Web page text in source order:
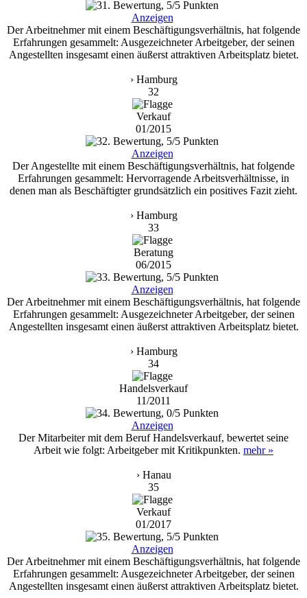
Anzeigen
Der Arbeitnehmer mit einem Beschäftigungsverhältnis, hat folgende
Erfahrungen gesammelt: Ausgezeichneter Arbeitgeber, der seinen
Angestellten insgesamt einen äußerst attraktiven Arbeitsplatz bietet.
› Hamburg
32
Verkauf
01/2015
Anzeigen
Der Angestellte mit einem Beschäftigungsverhältnis, hat folgende
Erfahrungen gesammelt: Hervorragende Arbeitsverhältnisse, in
denen man als Beschäftigter grundsätzlich ein positives Fazit zieht.
› Hamburg
33
Beratung
06/2015
Anzeigen
Der Arbeitnehmer mit einem Beschäftigungsverhältnis, hat folgende
Erfahrungen gesammelt: Ausgezeichneter Arbeitgeber, der seinen
Angestellten insgesamt einen äußerst attraktiven Arbeitsplatz bietet.
› Hamburg
34
Handelsverkauf
11/2011
Anzeigen
Der Mitarbeiter mit dem Beruf Handelsverkauf, bewertet seine
Arbeit wie folgt: Arbeitgeber mit Kritikpunkten. mehr »
› Hanau
35
Verkauf
01/2017
Anzeigen
Der Arbeitnehmer mit einem Beschäftigungsverhältnis, hat folgende
Erfahrungen gesammelt: Ausgezeichneter Arbeitgeber, der seinen
Angestellten insgesamt einen äußerst attraktiven Arbeitsplatz bietet.